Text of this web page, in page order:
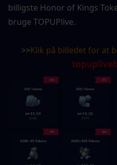
billigste Honor of Kings
bruge TOPUPlive.
>>